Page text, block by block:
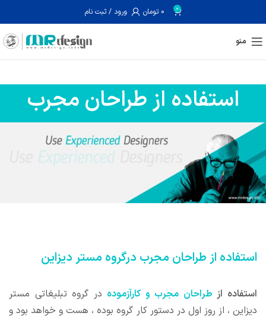
0
0 تومان ورود / ثبت نام
منو
استفاده از طراحان مجرب
استفاده از طراحان مجرب درگروه مستر دیزاین
استفاده از طراحان مجرب و کارآزموده در گروه تبلیغاتی مستر
دیزاین ، از روز اول در دستور کار گروه بوده ، هست و خواهد بود و